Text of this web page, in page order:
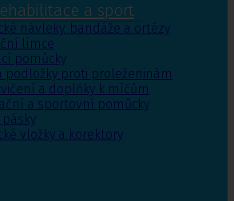
a sport
návleky, bandáže a ortézy
límce
pomůcky
podložky proti proleženinám
a doplňky k míčům
a sportovní pomůcky
pásky
vložky a korektory